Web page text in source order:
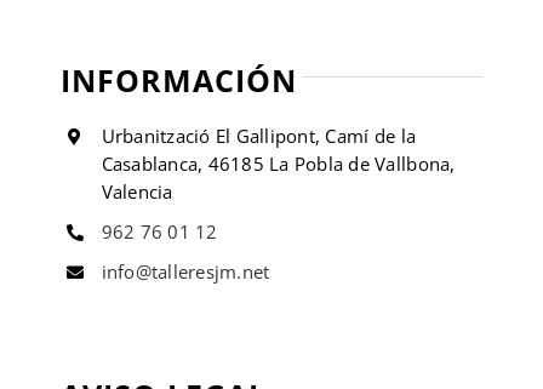
INFORMACIÓN
Urbanització El Gallipont, Camí de la
Casablanca, 46185 La Pobla de Vallbona,
Valencia
962 76 01 12
info@talleresjm.net